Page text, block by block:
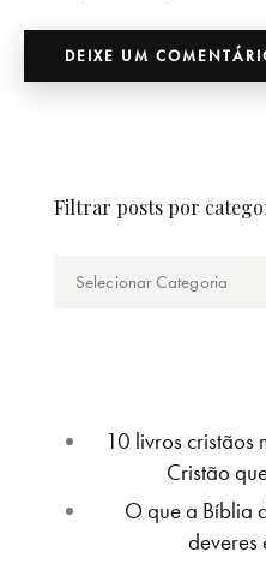
Filtrar posts por
10 livros cristãos
Cristão
O que a Bíblia
deveres